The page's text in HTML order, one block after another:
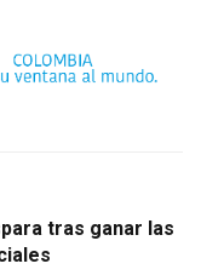
tras ganar las